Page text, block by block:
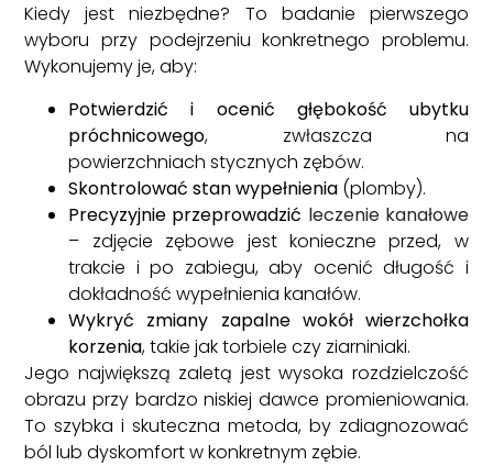
Kiedy jest niezbędne? To badanie pierwszego
wyboru przy podejrzeniu konkretnego problemu.
Wykonujemy je, aby:
Potwierdzić i ocenić głębokość ubytku
próchnicowego, zwłaszcza na
powierzchniach stycznych zębów.
Skontrolować stan wypełnienia (plomby).
Precyzyjnie przeprowadzić leczenie kanałowe
– zdjęcie zębowe jest konieczne przed, w
trakcie i po zabiegu, aby ocenić długość i
dokładność wypełnienia kanałów.
Wykryć zmiany zapalne wokół wierzchołka
korzenia, takie jak torbiele czy ziarniniaki.
Jego największą zaletą jest wysoka rozdzielczość
obrazu przy bardzo niskiej dawce promieniowania.
To szybka i skuteczna metoda, by zdiagnozować
ból lub dyskomfort w konkretnym zębie.